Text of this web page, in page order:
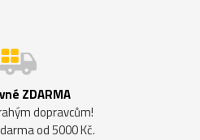
ZDARMA
dopravcům!
od 5000 Kč.